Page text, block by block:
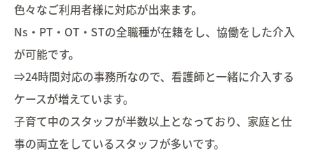
色々なご利用者様に対応が出来ます。
Ns・PT・OT・STの全職種が在籍をし、協働をした介入
が可能です。
⇒24時間対応の事務所なので、看護師と一緒に介入する
ケースが増えています。
子育て中のスタッフが半数以上となっており、家庭と仕
事の両立をしているスタッフが多いです。